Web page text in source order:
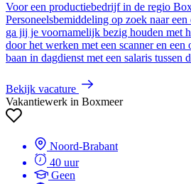
Voor een productiebedrijf in de regio
Personeelsbemiddeling op zoek naar
ga jij je voornamelijk bezig houden met
door het werken met een scanner en
baan in dagdienst met een salaris
Bekijk vacature
Vakantiewerk in Boxmeer
Noord-Brabant
40 uur
Geen